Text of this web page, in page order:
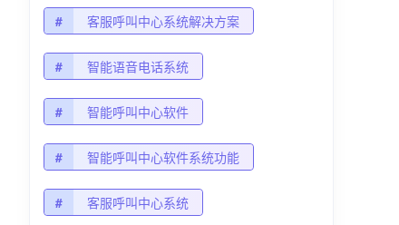
# 客服呼叫中心系统解决方案
# 智能语音电话系统
# 智能呼叫中心软件
# 智能呼叫中心软件系统功能
# 客服呼叫中心系统